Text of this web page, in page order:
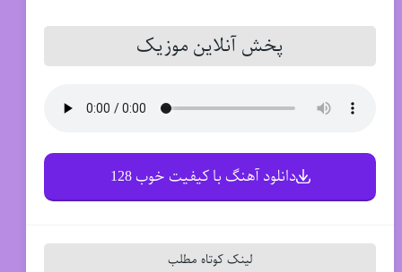
پخش آنلاین موزیک
دانلود آهنگ با کیفیت خوب 128
لینک کوتاه مطلب